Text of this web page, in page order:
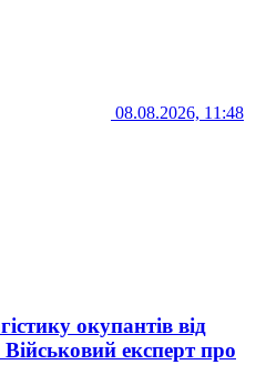
08.08.2026, 11:48
окупантів від
експерт про